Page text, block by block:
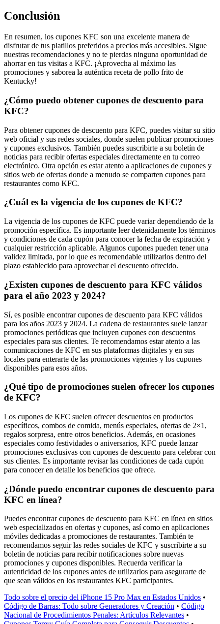
Conclusión
En resumen, los cupones KFC son una excelente manera de
disfrutar de tus platillos preferidos a precios más accesibles. Sigue
nuestras recomendaciones y no te pierdas ninguna oportunidad de
ahorrar en tus visitas a KFC. ¡Aprovecha al máximo las
promociones y saborea la auténtica receta de pollo frito de
Kentucky!
¿Cómo puedo obtener cupones de descuento para
KFC?
Para obtener cupones de descuento para KFC, puedes visitar su sitio
web oficial y sus redes sociales, donde suelen publicar promociones
y cupones exclusivos. También puedes suscribirte a su boletín de
noticias para recibir ofertas especiales directamente en tu correo
electrónico. Otra opción es estar atento a aplicaciones de cupones y
sitios web de ofertas donde a menudo se comparten cupones para
restaurantes como KFC.
¿Cuál es la vigencia de los cupones de KFC?
La vigencia de los cupones de KFC puede variar dependiendo de la
promoción específica. Es importante leer detenidamente los términos
y condiciones de cada cupón para conocer la fecha de expiración y
cualquier restricción aplicable. Algunos cupones pueden tener una
validez limitada, por lo que es recomendable utilizarlos dentro del
plazo establecido para aprovechar el descuento ofrecido.
¿Existen cupones de descuento para KFC válidos
para el año 2023 y 2024?
Sí, es posible encontrar cupones de descuento para KFC válidos
para los años 2023 y 2024. La cadena de restaurantes suele lanzar
promociones periódicas que incluyen cupones con descuentos
especiales para sus clientes. Te recomendamos estar atento a las
comunicaciones de KFC en sus plataformas digitales y en sus
locales para enterarte de las promociones vigentes y los cupones
disponibles para esos años.
¿Qué tipo de promociones suelen ofrecer los cupones
de KFC?
Los cupones de KFC suelen ofrecer descuentos en productos
específicos, combos de comida, menús especiales, ofertas de 2×1,
regalos sorpresa, entre otros beneficios. Además, en ocasiones
especiales como festividades o aniversarios, KFC puede lanzar
promociones exclusivas con cupones de descuento para celebrar con
sus clientes. Es importante revisar las condiciones de cada cupón
para conocer en detalle los beneficios que ofrece.
¿Dónde puedo encontrar cupones de descuento para
KFC en línea?
Puedes encontrar cupones de descuento para KFC en línea en sitios
web especializados en ofertas y cupones, así como en aplicaciones
móviles dedicadas a promociones de restaurantes. También te
recomendamos seguir las redes sociales de KFC y suscribirte a su
boletín de noticias para recibir notificaciones sobre nuevas
promociones y cupones disponibles. Recuerda verificar la
autenticidad de los cupones antes de utilizarlos para asegurarte de
que sean válidos en los restaurantes KFC participantes.
Todo sobre el precio del iPhone 15 Pro Max en Estados Unidos •
Código de Barras: Todo sobre Generadores y Creación • Código
Nacional de Procedimientos Penales: Artículos Relevantes •